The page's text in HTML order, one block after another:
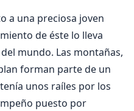
a una preciosa joven
de éste lo lleva
mundo. Las montañas,
forman parte de un
unos raíles por los
puesto por